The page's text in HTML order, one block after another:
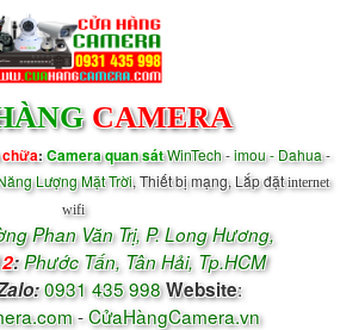
CAMERA
chữa:Camera quan sátWinTech-imou - Dahua-
Lượng Mặt Trời, Thiết bị mạng, Lắp đặtinternet
wifi
Phan Văn Trị, P. Long Hương,
:Phước Tấn, Tân Hải, Tp.HCM
: 0931 435 998 Website:
-CửaHàngCamera.vn